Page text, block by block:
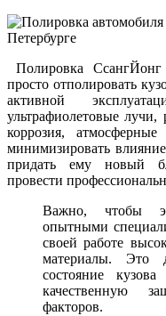
Полировка СсангЙонг
просто отполировать
активной
ультрафиолетовые
коррозия,
минимизировать
придать ему новый
провести
Важно, чтобы
опытными
своей работе
материалы. Это
состояние
качественную
факторов.